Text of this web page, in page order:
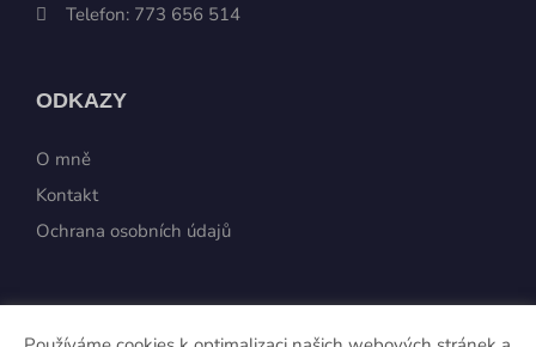
Telefon: 773 656 514
ODKAZY
O mně
Kontakt
Ochrana osobních údajů
JAK PRACUJI